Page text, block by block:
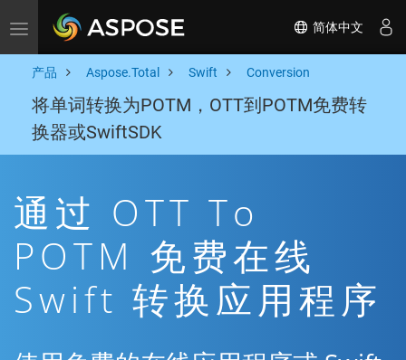
Toggle navigation 简体中文
产品 Aspose.Total Swift Conversion
将单词转换为POTM，OTT到POTM免费转
换器或SwiftSDK
通过 OTT To
POTM 免费在线
Swift 转换应用程序